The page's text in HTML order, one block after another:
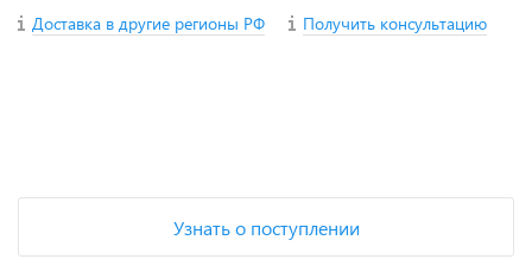
Доставка в другие регионы РФ
Получить консультацию
Узнать о поступлении